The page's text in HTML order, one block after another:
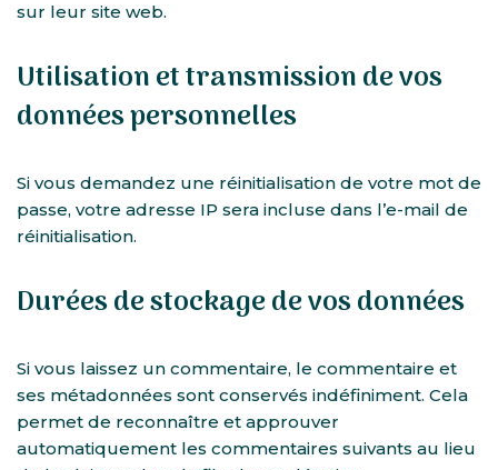
sur leur site web.
Utilisation et transmission de vos
données personnelles
Si vous demandez une réinitialisation de votre mot de
passe, votre adresse IP sera incluse dans l’e-mail de
réinitialisation.
Durées de stockage de vos données
Si vous laissez un commentaire, le commentaire et
ses métadonnées sont conservés indéfiniment. Cela
permet de reconnaître et approuver
automatiquement les commentaires suivants au lieu